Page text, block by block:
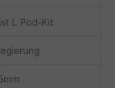
L Pod-Kit